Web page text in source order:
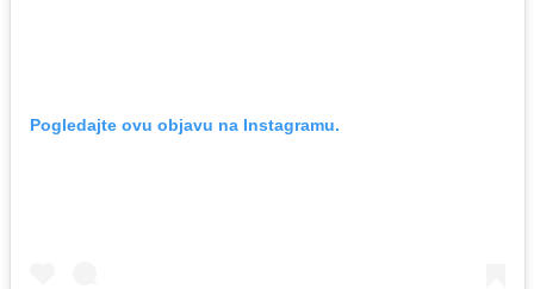
Pogledajte ovu objavu na Instagramu.